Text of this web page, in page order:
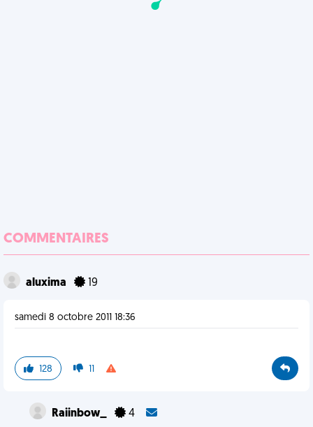
COMMENTAIRES
aluxima 19
samedi 8 octobre 2011 18:36
128 11
Raiinbow_ 4